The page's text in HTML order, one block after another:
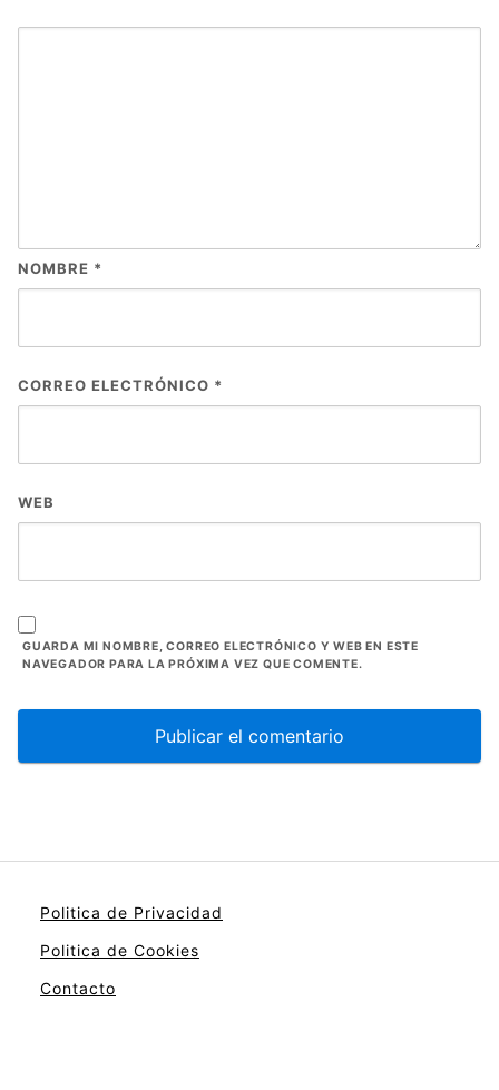
NOMBRE *
CORREO ELECTRÓNICO *
WEB
GUARDA MI NOMBRE, CORREO ELECTRÓNICO Y WEB EN ESTE
NAVEGADOR PARA LA PRÓXIMA VEZ QUE COMENTE.
Politica de Privacidad
Politica de Cookies
Contacto